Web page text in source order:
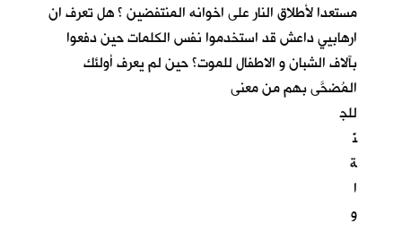
مستعدا لأطلاق النار على اخوانه المنتفضين ؟ هل تعرف ان
ارهابيي داعش قد استخدموا نفس الكلمات حين دفعوا
بآلاف الشبان و الاطفال للموت؟ حين لم يعرف أولئك
المُضحَّى بهم من معنى
للج
نّ
ة
ا
و